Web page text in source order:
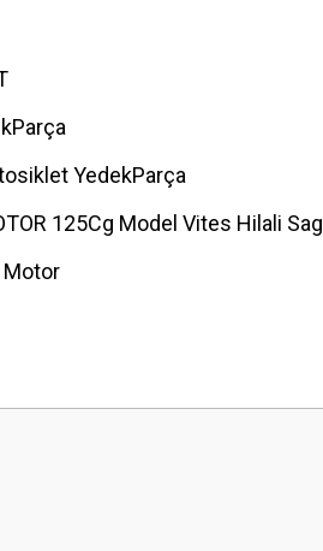
YedekParça
125Cg Model Vites Hilali Sag
Motor
teşekkür ederiz.